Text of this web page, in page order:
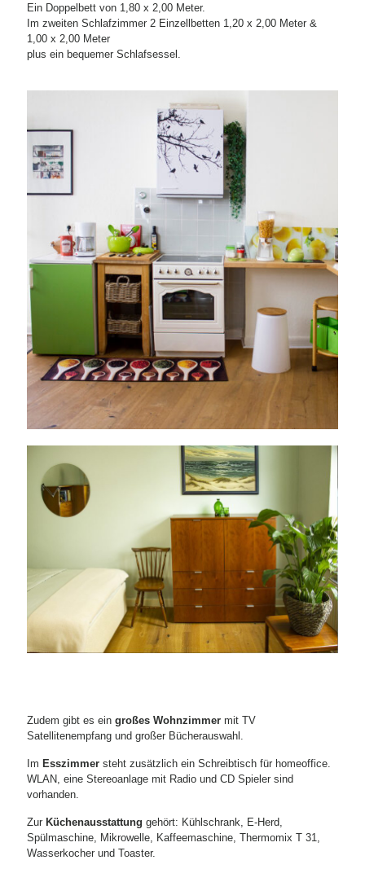
Ein Doppelbett von 1,80 x 2,00 Meter.
Im zweiten Schlafzimmer 2 Einzellbetten 1,20 x 2,00 Meter &
1,00 x 2,00 Meter
plus ein bequemer Schlafsessel.
Zudem gibt es ein großes Wohnzimmer mit TV
Satellitenempfang und großer Bücherauswahl.
Im Esszimmer steht zusätzlich ein Schreibtisch für homeoffice.
WLAN, eine Stereoanlage mit Radio und CD Spieler sind
vorhanden.
Zur Küchenausstattung gehört: Kühlschrank, E-Herd,
Spülmaschine, Mikrowelle, Kaffeemaschine, Thermomix T 31,
Wasserkocher und Toaster.